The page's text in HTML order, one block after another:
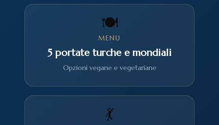
🍽️
MENU
5 portate turche e mondiali
Opzioni vegane e vegetariane
💃